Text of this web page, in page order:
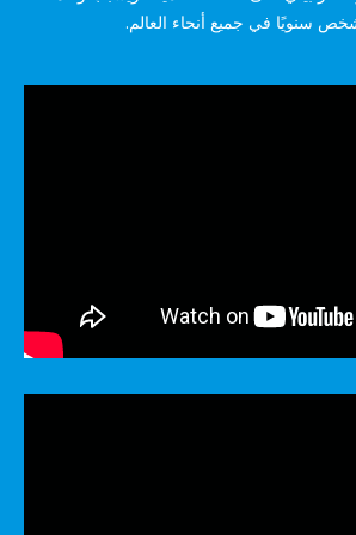
سنويًا في جميع أنحاء العالم.